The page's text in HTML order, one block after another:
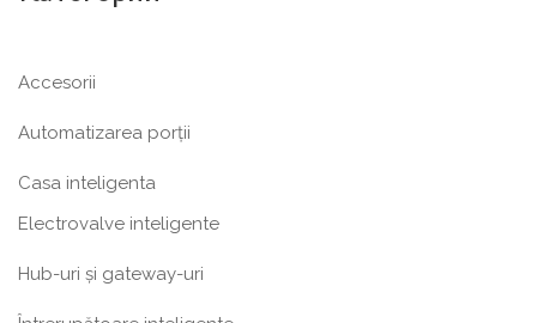
Accesorii
Automatizarea porții
Casa inteligenta
Electrovalve inteligente
Hub-uri și gateway-uri